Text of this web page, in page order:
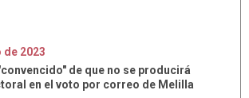
de 2023
de que no se producirá
en el voto por correo de Melilla